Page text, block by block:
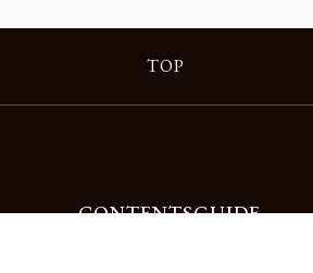
TOP
CONTENTSGUIDE